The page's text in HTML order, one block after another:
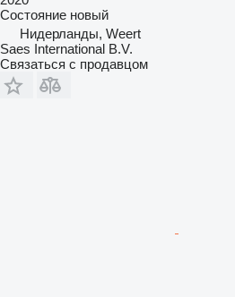
Состояние новый
Нидерланды, Weert
Saes International B.V.
Связаться с продавцом